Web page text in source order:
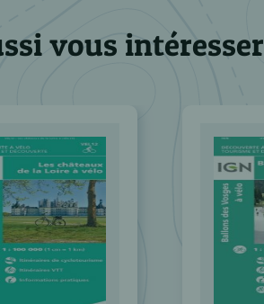
vous intéresser